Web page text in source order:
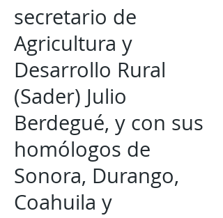
secretario de
Agricultura y
Desarrollo Rural
(Sader) Julio
Berdegué, y con sus
homólogos de
Sonora, Durango,
Coahuila y